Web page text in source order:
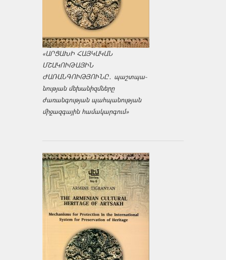
«ԱՐՑԱԽԻ ՀԱՅԿԱԿԱՆ
ՄՇԱԿՈՒԹԱՅԻՆ
ԺԱՌԱՆԳՈՒԹՅՈՒՆԸ․ պաշտպա­
նության մեխանիզմները
ժառանգության պահպանության
միջազ­գային համակարգում»